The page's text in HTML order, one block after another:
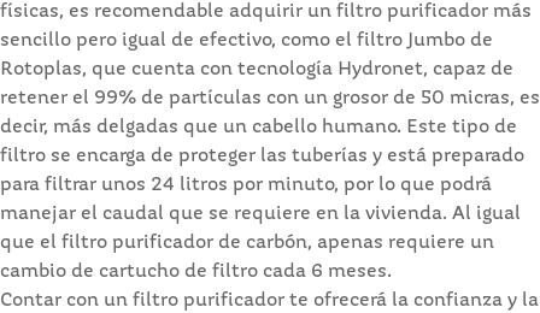
físicas, es recomendable adquirir un filtro purificador más
sencillo pero igual de efectivo, como el filtro Jumbo de
Rotoplas, que cuenta con tecnología Hydronet, capaz de
retener el 99% de partículas con un grosor de 50 micras, es
decir, más delgadas que un cabello humano. Este tipo de
filtro se encarga de proteger las tuberías y está preparado
para filtrar unos 24 litros por minuto, por lo que podrá
manejar el caudal que se requiere en la vivienda. Al igual
que el filtro purificador de carbón, apenas requiere un
cambio de cartucho de filtro cada 6 meses.
Contar con un filtro purificador te ofrecerá la confianza y la